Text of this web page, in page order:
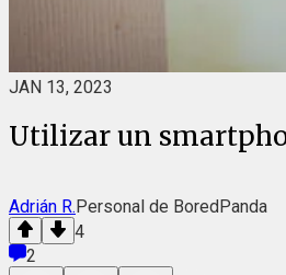
JAN 13, 2023
Utilizar un
Adrián R.Personal de BoredPanda
4
2